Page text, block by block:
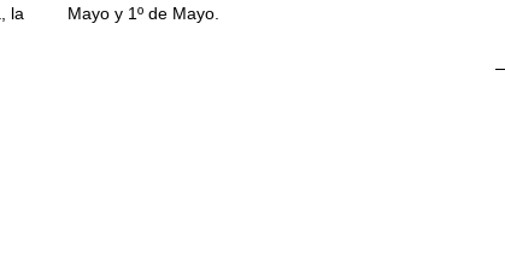
la
Mayo y 1º de Mayo.